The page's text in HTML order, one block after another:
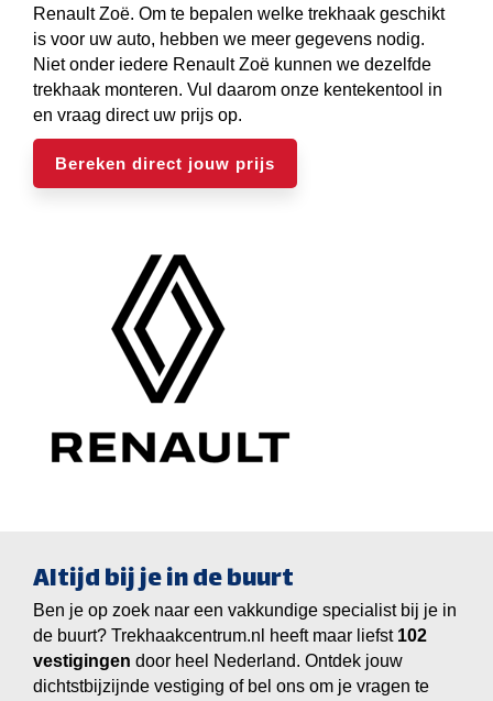
Renault Zoë. Om te bepalen welke trekhaak geschikt
is voor uw auto, hebben we meer gegevens nodig.
Niet onder iedere Renault Zoë kunnen we dezelfde
trekhaak monteren. Vul daarom onze kentekentool in
en vraag direct uw prijs op.
Bereken direct jouw prijs
Altijd bij je in de buurt
Ben je op zoek naar een vakkundige specialist bij je in
de buurt? Trekhaakcentrum.nl heeft maar liefst
vestigingen door heel Nederland. Ontdek jouw
dichtstbijzijnde vestiging of bel ons om je vragen te